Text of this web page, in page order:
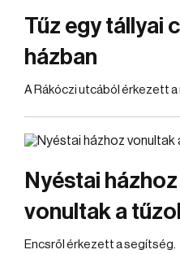
Tűz egy tállyai
házban
A Rákóczi utcából érkezett a
Nyéstai házhoz
vonultak a
Encsről érkezett a segítség.